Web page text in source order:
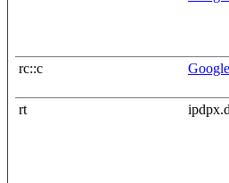
rc::c
Google
rt